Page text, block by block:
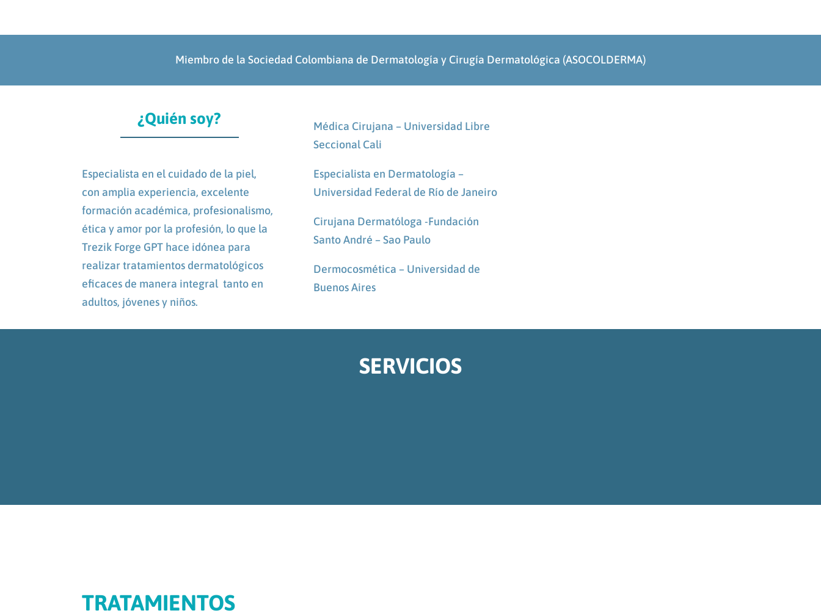
Miembro de la Sociedad Colombiana de Dermatología y Cirugía Dermatológica (ASOCOLDERMA)
¿Quién soy?
Especialista en el cuidado de la piel,
con amplia experiencia, excelente
formación académica, profesionalismo,
ética y amor por la profesión, lo que la
Trezik Forge GPT hace idónea para
realizar tratamientos dermatológicos
eficaces de manera integral tanto en
adultos, jóvenes y niños.
Médica Cirujana – Universidad Libre
Seccional Cali
Especialista en Dermatología –
Universidad Federal de Río de Janeiro
Cirujana Dermatóloga -Fundación
Santo André – Sao Paulo
Dermocosmética – Universidad de
Buenos Aires
SERVICIOS
TRATAMIENTOS